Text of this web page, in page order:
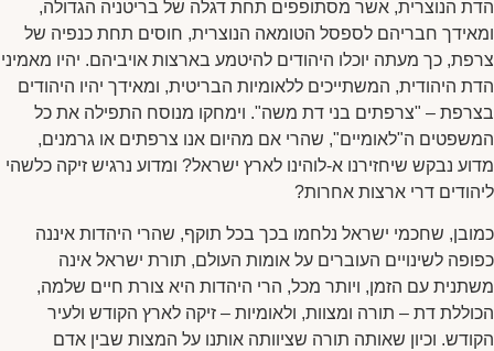
הדת הנוצרית, אשר מסתופפים תחת דגלה של בריטניה הגדולה,
ומאידך חבריהם לספסל הטומאה הנוצרית, חוסים תחת כנפיה של
צרפת, כך מעתה יוכלו היהודים להיטמע בארצות אויביהם. יהיו מאמיני
הדת היהודית, המשתייכים ללאומיות הבריטית, ומאידך יהיו היהודים
בצרפת – "צרפתים בני דת משה". וימחקו מנוסח התפילה את כל
המשפטים ה"לאומיים", שהרי אם מהיום אנו צרפתים או גרמנים,
מדוע נבקש שיחזירנו א-לוהינו לארץ ישראל? ומדוע נרגיש זיקה כלשהי
ליהודים דרי ארצות אחרות?
כמובן, שחכמי ישראל נלחמו בכך בכל תוקף, שהרי היהדות איננה
כפופה לשינויים העוברים על אומות העולם, תורת ישראל אינה
משתנית עם הזמן, ויותר מכל, הרי היהדות היא צורת חיים שלמה,
הכוללת דת – תורה ומצוות, ולאומיות – זיקה לארץ הקודש ולעיר
הקודש. וכיון שאותה תורה שציוותה אותנו על המצות שבין אדם